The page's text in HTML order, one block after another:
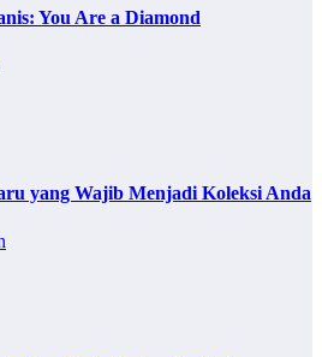
You Are a Diamond
yang Wajib Menjadi Koleksi Anda